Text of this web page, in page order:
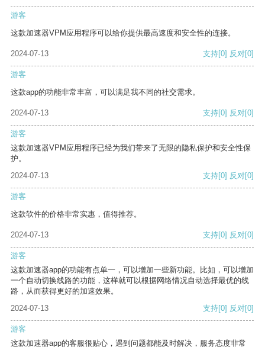
游客
这款加速器VPM应用程序可以给你提供最高速度和安全性的连接。
2024-07-13 支持[0] 反对[0]
游客
这款app的功能非常丰富，可以满足我不同的社交需求。
2024-07-13 支持[0] 反对[0]
游客
这款加速器VPM应用程序已经为我们带来了无限的隐私保护和安全性保
护。
2024-07-13
支持[0] 反对[0]
游客
这款软件的价格非常实惠，值得推荐。
2024-07-13 支持[0] 反对[0]
游客
这款加速器app的功能有点单一，可以增加一些新功能。比如，可以增加
一个自动切换线路的功能，这样就可以根据网络情况自动选择最优的线
路，从而获得更好的加速效果。
2024-07-13
支持[0] 反对[0]
游客
这款加速器app的客服很贴心，遇到问题都能及时解决，服务态度非常